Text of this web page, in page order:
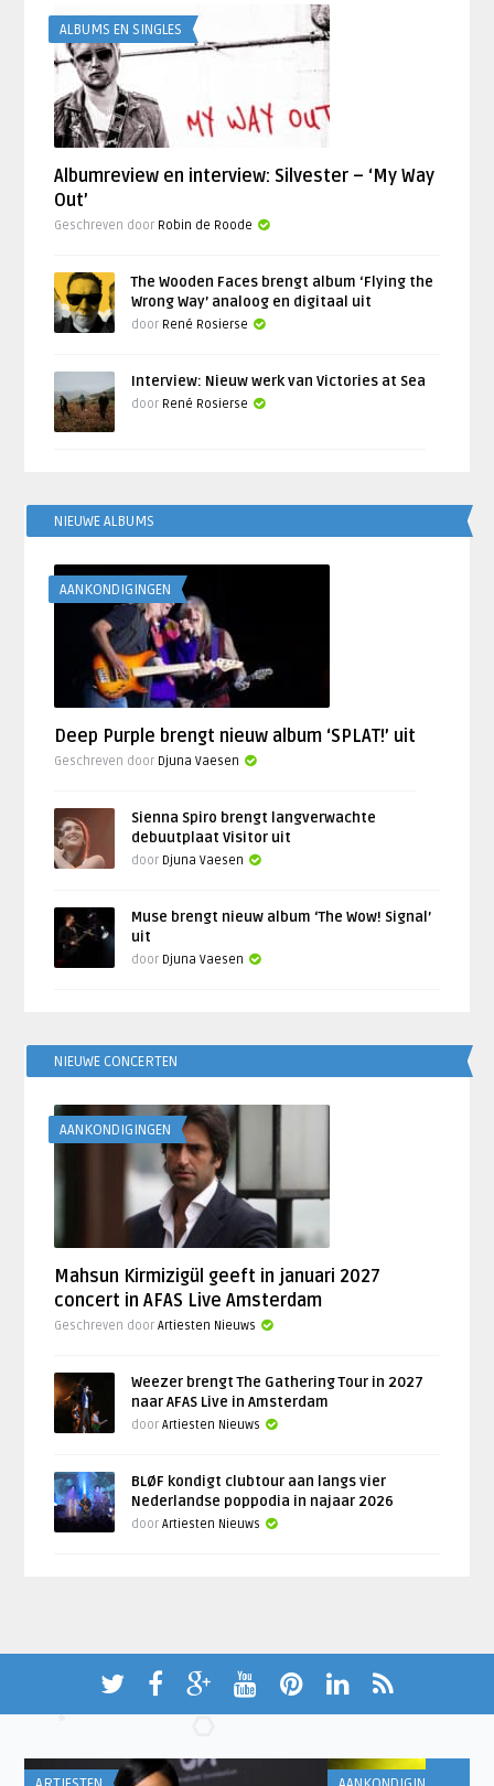
ALBUMS EN SINGLES
Albumreview en interview: Silvester – ‘My Way
Out’
Geschreven door Robin de Roode
The Wooden Faces brengt album ‘Flying the
Wrong Way’ analoog en digitaal uit
door René Rosierse
Interview: Nieuw werk van Victories at Sea
door René Rosierse
NIEUWE ALBUMS
AANKONDIGINGEN
Deep Purple brengt nieuw album ‘SPLAT!’ uit
Geschreven door Djuna Vaesen
Sienna Spiro brengt langverwachte
debuutplaat Visitor uit
door Djuna Vaesen
Muse brengt nieuw album ‘The Wow! Signal’
uit
door Djuna Vaesen
NIEUWE CONCERTEN
AANKONDIGINGEN
Mahsun Kirmizigül geeft in januari 2027
concert in AFAS Live Amsterdam
Geschreven doorArtiesten Nieuws
Weezer brengt The Gathering Tour in 2027
naar AFAS Live in Amsterdam
doorArtiesten Nieuws
BLØF kondigt clubtour aan langs vier
Nederlandse poppodia in najaar 2026
doorArtiesten Nieuws